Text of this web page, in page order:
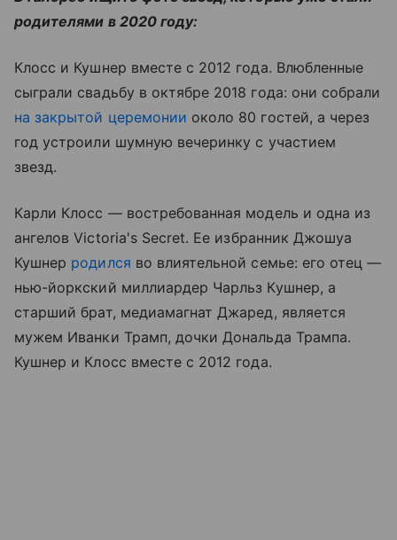
родителями в 2020 году:
Клосс и Кушнер вместе с 2012 года. Влюбленные
сыграли свадьбу в октябре 2018 года: они собрали
на закрытой церемонии около 80 гостей, а через
год устроили шумную вечеринку с участием
звезд.
Карли Клосс — востребованная модель и одна из
ангелов Victoria's Secret. Ее избранник Джошуа
Кушнер родился во влиятельной семье: его отец —
нью-йоркский миллиардер Чарльз Кушнер, а
старший брат, медиамагнат Джаред, является
мужем Иванки Трамп, дочки Дональда Трампа.
Кушнер и Клосс вместе с 2012 года.